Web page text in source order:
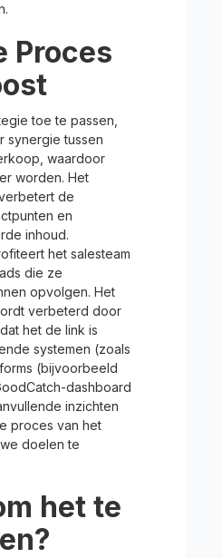
Proces
toe te passen,
synergie tussen
waardoor
worden. Het
de
en
inhoud.
het salesteam
die ze
opvolgen. Het
verbeterd door
het de link is
systemen (zoals
(bijvoorbeeld
dashboard
inzichten
proces van het
doelen te
het te